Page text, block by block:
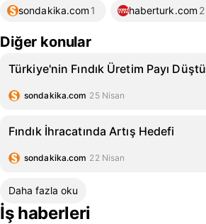
sondakika.com 1 haberturk.com 2
Diğer konular
Türkiye'nin Fındık Üretim Payı Düştü
sondakika.com 25 Nisan
Fındık İhracatında Artış Hedefi
sondakika.com 22 Nisan
Daha fazla oku
İş haberleri